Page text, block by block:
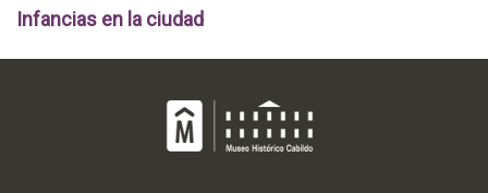
Infancias en la ciudad